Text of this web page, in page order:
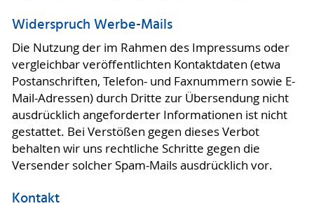
Widerspruch Werbe-Mails
Die Nutzung der im Rahmen des Impressums oder
vergleichbar veröffentlichten Kontaktdaten (etwa
Postanschriften, Telefon- und Faxnummern sowie E-
Mail-Adressen) durch Dritte zur Übersendung nicht
ausdrücklich angeforderter Informationen ist nicht
gestattet. Bei Verstößen gegen dieses Verbot
behalten wir uns rechtliche Schritte gegen die
Versender solcher Spam-Mails ausdrücklich vor.
Kontakt